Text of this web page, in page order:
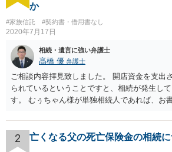
か
#家族信託 #契約書・借用書なし
2020年7月17日
相続・遺言に強い弁護士
髙橋 優 弁護士
ご相談内容拝見致しました。 開店資金を支出
られているということですと、相続が発生し
す。 むぅちゃん様が単独相続人であれば、お
相続人おられるということであれば、他の相
るところです。 また、当該点とは別にご主人
あると主張される可能性がございます。 その
2 亡くなる父の死亡保険金の相続